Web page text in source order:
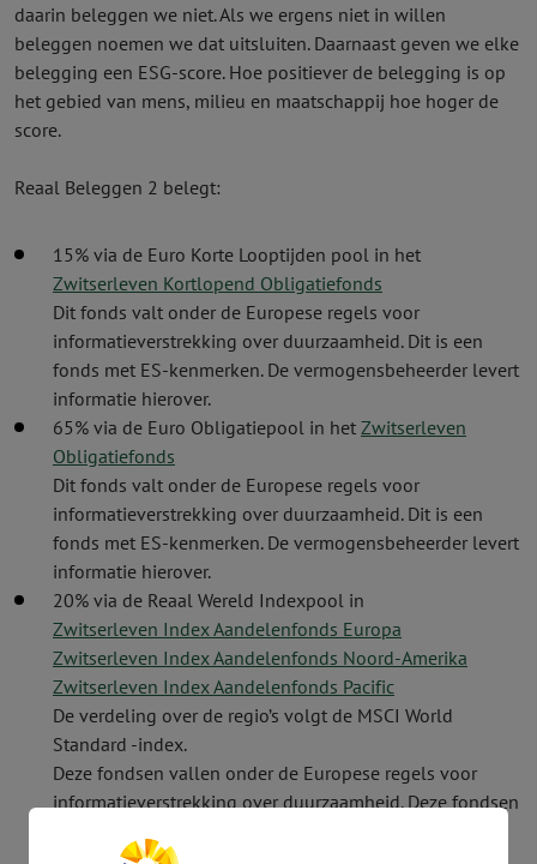
daarin beleggen we niet. Als we ergens niet in willen
beleggen noemen we dat uitsluiten. Daarnaast geven we elke
belegging een ESG-score. Hoe positiever de belegging is op
het gebied van mens, milieu en maatschappij hoe hoger de
score.
Reaal Beleggen 2 belegt:
15% via de Euro Korte Looptijden pool in het
Zwitserleven Kortlopend Obligatiefonds
Dit fonds valt onder de Europese regels voor
informatieverstrekking over duurzaamheid. Dit is een
fonds met ES-kenmerken. De vermogens­beheerder levert
informatie hierover.
65% via de Euro Obligatiepool in het Zwitserleven
Obligatiefonds
Dit fonds valt onder de Europese regels voor
informatieverstrekking over duurzaamheid. Dit is een
fonds met ES-kenmerken. De vermogens­beheerder levert
informatie hierover.
20% via de Reaal Wereld Indexpool in
Zwitserleven Index Aandelenfonds Europa
Zwitserleven Index Aandelenfonds Noord-Amerika
Zwitserleven Index Aandelenfonds Pacific
De verdeling over de regio’s volgt de MSCI World
Standard -index.
Deze fondsen vallen onder de Europese regels voor
informatieverstrekking over duurzaamheid. Deze fondsen
informatieverstrekking over duurzaamheid. Dit zijn